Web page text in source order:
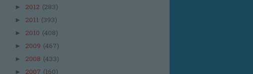
► 2012 (283)
► 2011 (393)
► 2010 (408)
► 2009 (467)
► 2008 (433)
►